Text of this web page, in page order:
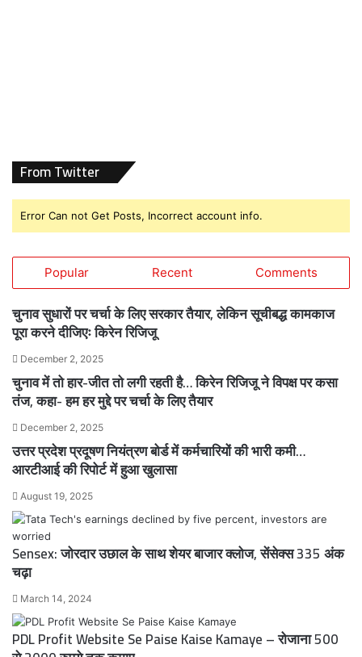
From Twitter
Error Can not Get Posts, Incorrect account info.
Popular Recent Comments
चुनाव सुधारों पर चर्चा के लिए सरकार तैयार, लेकिन सूचीबद्ध कामकाज
पूरा करने दीजिएः किरेन रिजिजू
December 2, 2025
चुनाव में तो हार-जीत तो लगी रहती है… किरेन रिजिजू ने विपक्ष पर कसा
तंज, कहा- हम हर मुद्दे पर चर्चा के लिए तैयार
December 2, 2025
उत्तर प्रदेश प्रदूषण नियंत्रण बोर्ड में कर्मचारियों की भारी कमी…
आरटीआई की रिपोर्ट में हुआ खुलासा
August 19, 2025
Sensex: जोरदार उछाल के साथ शेयर बाजार क्लोज, सेंसेक्स 335 अंक
चढ़ा
March 14, 2024
PDL Profit Website Se Paise Kaise Kamaye – रोजाना 500